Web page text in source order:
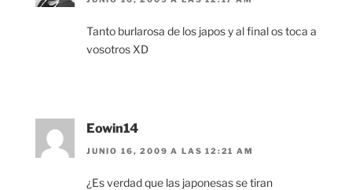
Tanto burlarosa de los japos y al final os toca a
vosotros XD
Eowin14
JUNIO 16, 2009 A LAS 12:21 AM
¿Es verdad que las japonesas se tiran